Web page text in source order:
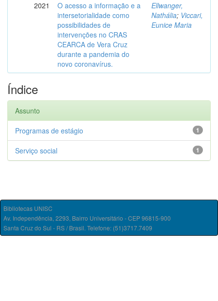
2021
O acesso a informação e a
intersetorialidade como
possibilidades de
intervenções no CRAS
CEARCA de Vera Cruz
durante a pandemia do
novo coronavírus.
Ellwanger,
Nathália; Viccari,
Eunice Maria
Índice
Assunto
1
Programas de estágio
1
Serviço social
Bibliotecas UNISC
Av. Independência, 2293, Bairro Universitário - CEP 96815-900
Santa Cruz do Sul - RS / Brasil. Telefone: (51)3717.7409